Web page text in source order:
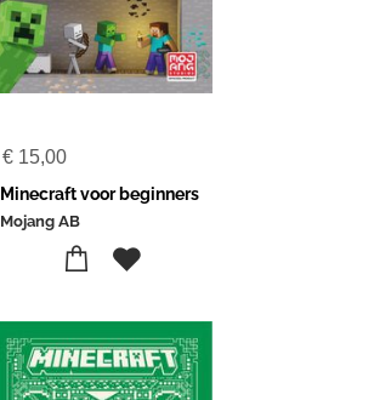
€ 15,00
Minecraft voor beginners
Mojang AB